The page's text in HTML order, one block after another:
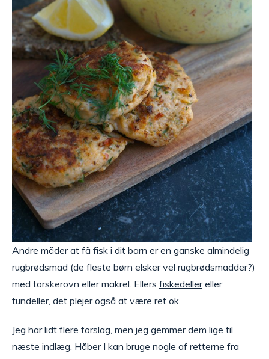
Andre måder at få fisk i dit barn er en ganske almindelig
rugbrødsmad (de fleste børn elsker vel rugbrødsmadder?)
med torskerovn eller makrel. Ellers fiskedellereller
tundeller, det plejer også at være ret ok.
Jeg har lidt flere forslag, men jeg gemmer dem lige til
næste indlæg. Håber I kan bruge nogle af retterne fra